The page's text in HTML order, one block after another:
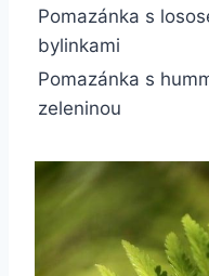
Pomazánka s
bylinkami
Pomazánka s
zeleninou